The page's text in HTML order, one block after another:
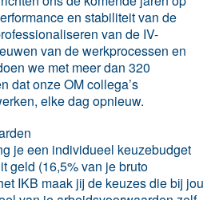
en stabiliteit van de
van de IV-
van de werkprocessen en
we met meer dan 320
dat onze OM collega’s
elke dag opnieuw.
je een individueel keuzebudget
geld (16,5% van je bruto
IKB maak jij de keuzes die bij jou